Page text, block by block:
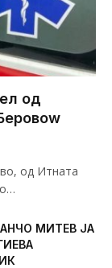
од
од Итната
МИТЕВ ЈА